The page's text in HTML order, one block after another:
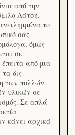
από την
Λάτση.
το
σας
όμως
σε
έπειτα από μια
δις
των πολλών
υλικών σε
Σε απλά
κάνει αρχικά